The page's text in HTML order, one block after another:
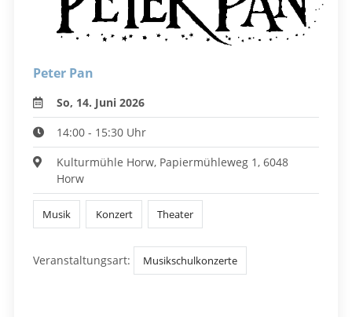
Peter Pan
So, 14. Juni 2026
14:00 - 15:30 Uhr
Kulturmühle Horw, Papiermühleweg 1, 6048
Horw
Musik Konzert Theater
Veranstaltungsart: Musikschulkonzerte